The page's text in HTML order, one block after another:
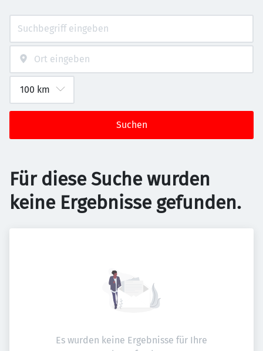
Suchen
Für diese Suche wurden
keine Ergebnisse gefunden.
Es wurden keine Ergebnisse für Ihre